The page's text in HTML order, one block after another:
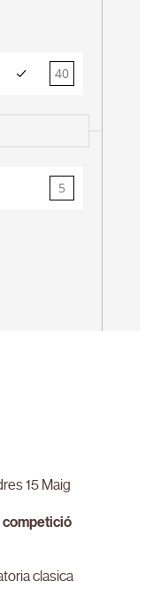
40
5
5
40
15 Maig
competició
clasica